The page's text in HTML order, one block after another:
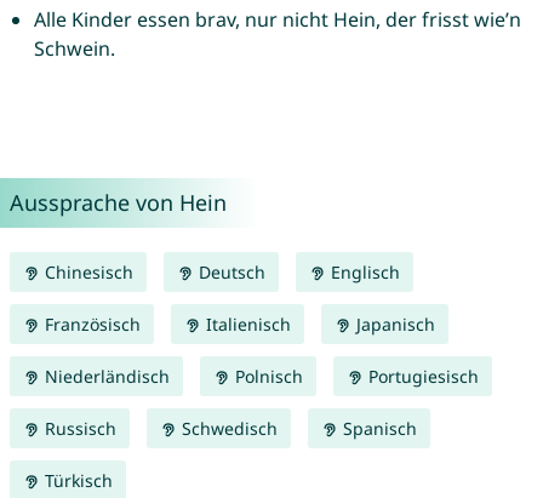
Alle Kinder essen brav, nur nicht Hein, der frisst wie’n
Schwein.
Aussprache von Hein
Chinesisch Deutsch Englisch
Französisch Italienisch Japanisch
Niederländisch Polnisch Portugiesisch
Russisch Schwedisch Spanisch
Türkisch